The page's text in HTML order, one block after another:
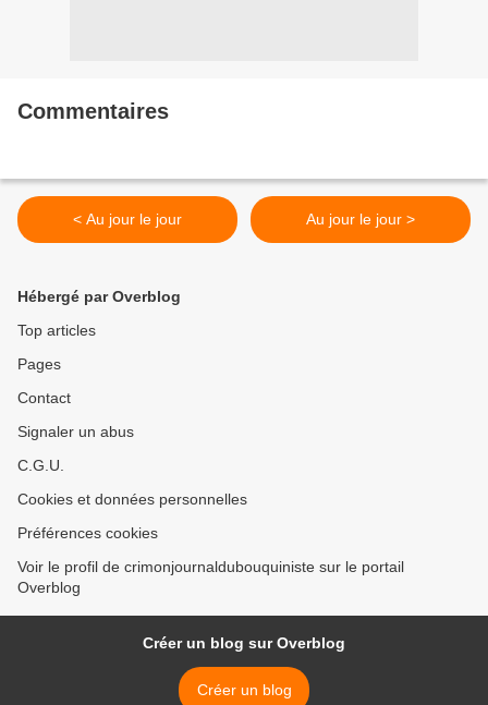
Commentaires
< Au jour le jour Au jour le jour >
Hébergé par Overblog
Top articles
Pages
Contact
Signaler un abus
C.G.U.
Cookies et données personnelles
Préférences cookies
Voir le profil de crimonjournaldubouquiniste sur le portail
Overblog
Créer un blog sur Overblog
Créer un blog